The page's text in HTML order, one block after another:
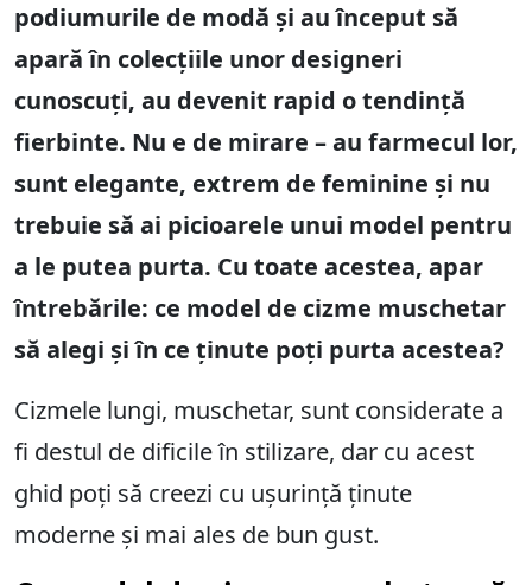
podiumurile de modă și au început să
apară în colecțiile unor designeri
cunoscuți, au devenit rapid o tendință
fierbinte. Nu e de mirare – au farmecul lor,
sunt elegante, extrem de feminine și nu
trebuie să ai picioarele unui model pentru
a le putea purta. Cu toate acestea, apar
întrebările: ce model de cizme muschetar
să alegi și în ce ținute poți purta acestea?
Cizmele lungi, muschetar, sunt considerate a
fi destul de dificile în stilizare, dar cu acest
ghid poți să creezi cu ușurință ținute
moderne și mai ales de bun gust.